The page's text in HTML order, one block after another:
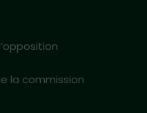
la commission